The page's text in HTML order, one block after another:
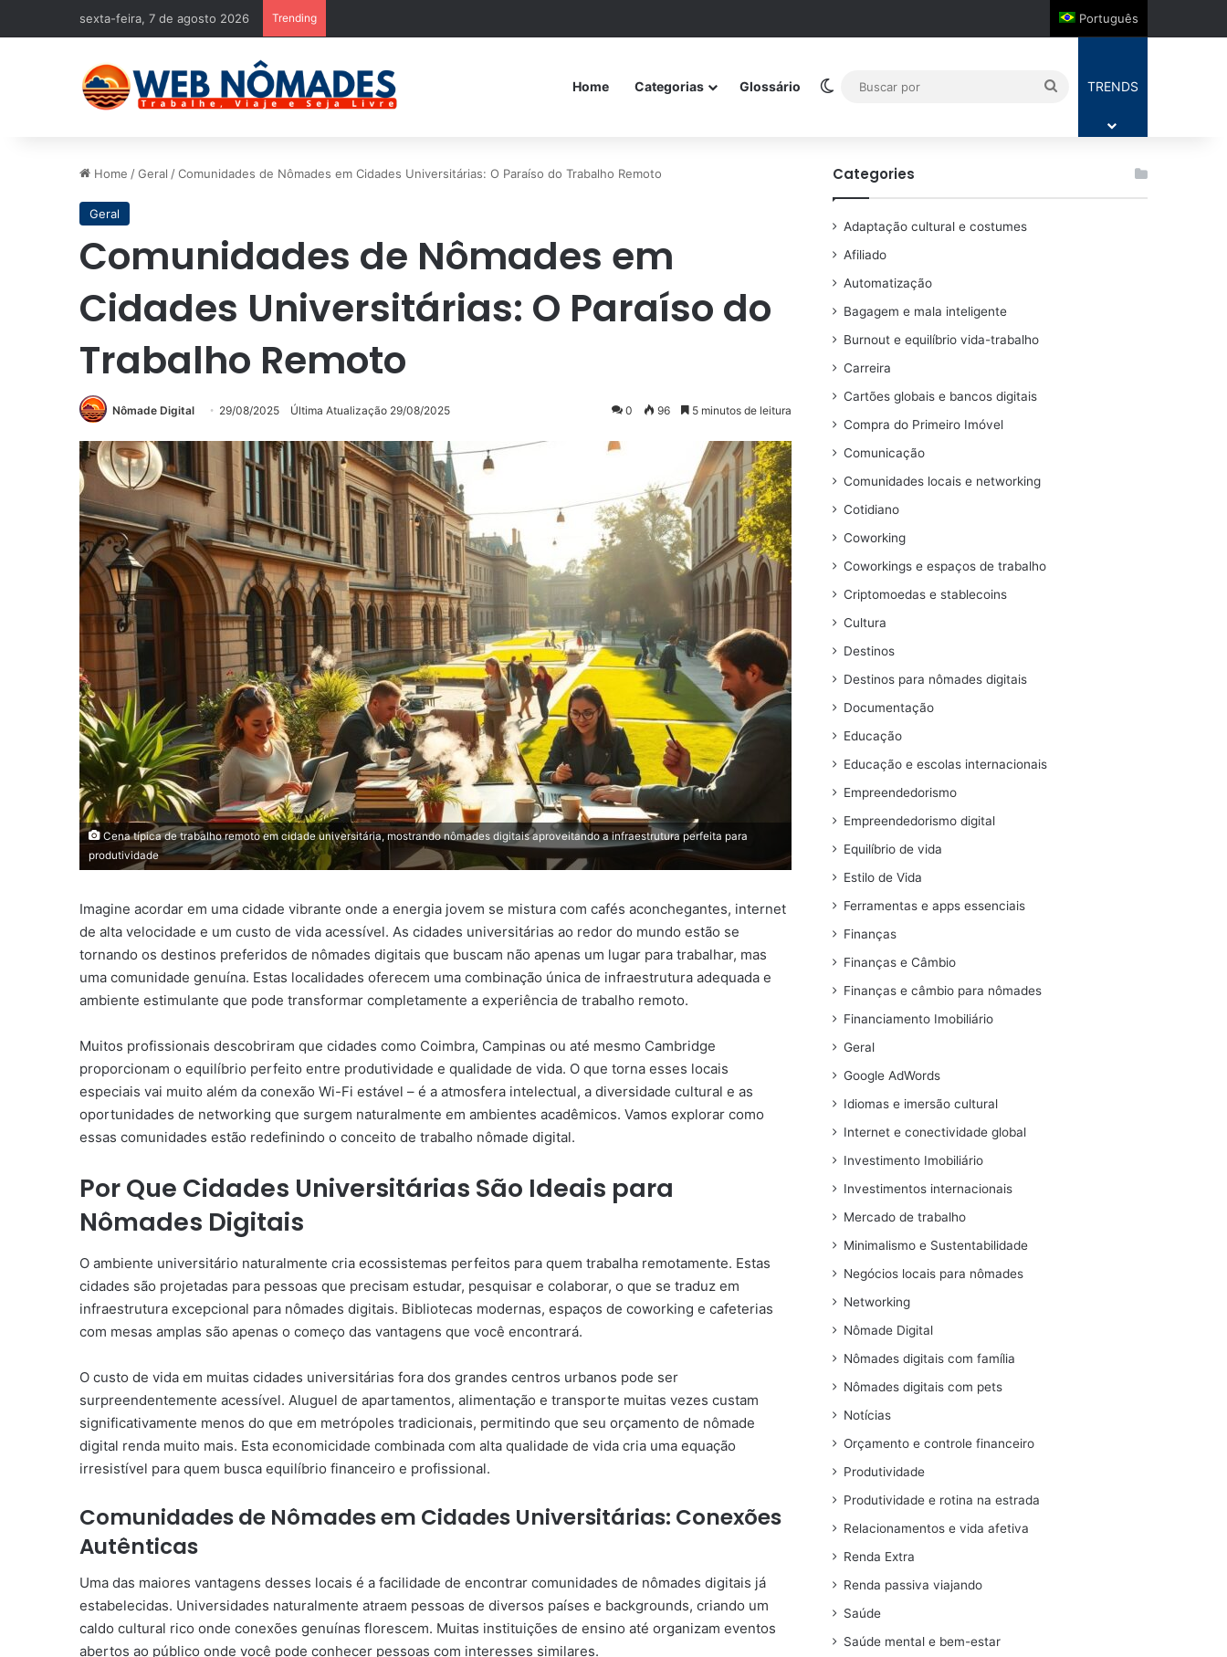
sexta-feira, 7 de agosto 2026 Trending Português
Home Categorias Glossário Switch skin
BuscarTRENDS
Home /Geral /Comunidades de Nômades em Cidades Universitárias: O Paraíso do Trabalho Remoto
Geral
Comunidades de Nômades em
Cidades Universitárias: O Paraíso do
Trabalho Remoto
Nômade Digital 29/08/2025 Última Atualização 29/08/2025 0 96 5 minutos de leitura
Cena típica de trabalho remoto em cidade universitária, mostrando nômades digitais aproveitando a infraestrutura perfeita para
produtividade
Imagine acordar em uma cidade vibrante onde a energia jovem se mistura com cafés aconchegantes, internet
de alta velocidade e um custo de vida acessível. As cidades universitárias ao redor do mundo estão se
tornando os destinos preferidos de nômades digitais que buscam não apenas um lugar para trabalhar, mas
uma comunidade genuína. Estas localidades oferecem uma combinação única de infraestrutura adequada e
ambiente estimulante que pode transformar completamente a experiência de trabalho remoto.
Muitos profissionais descobriram que cidades como Coimbra, Campinas ou até mesmo Cambridge
proporcionam o equilíbrio perfeito entre produtividade e qualidade de vida. O que torna esses locais
especiais vai muito além da conexão Wi-Fi estável – é a atmosfera intelectual, a diversidade cultural e as
oportunidades de networking que surgem naturalmente em ambientes acadêmicos. Vamos explorar como
essas comunidades estão redefinindo o conceito de trabalho nômade digital.
Por Que Cidades Universitárias São Ideais para
Nômades Digitais
O ambiente universitário naturalmente cria ecossistemas perfeitos para quem trabalha remotamente. Estas
cidades são projetadas para pessoas que precisam estudar, pesquisar e colaborar, o que se traduz em
infraestrutura excepcional para nômades digitais. Bibliotecas modernas, espaços de coworking e cafeterias
com mesas amplas são apenas o começo das vantagens que você encontrará.
O custo de vida em muitas cidades universitárias fora dos grandes centros urbanos pode ser
surpreendentemente acessível. Aluguel de apartamentos, alimentação e transporte muitas vezes custam
significativamente menos do que em metrópoles tradicionais, permitindo que seu orçamento de nômade
digital renda muito mais. Esta economicidade combinada com alta qualidade de vida cria uma equação
irresistível para quem busca equilíbrio financeiro e profissional.
Comunidades de Nômades em Cidades Universitárias: Conexões
Autênticas
Uma das maiores vantagens desses locais é a facilidade de encontrar comunidades de nômades digitais já
estabelecidas. Universidades naturalmente atraem pessoas de diversos países e backgrounds, criando um
caldo cultural rico onde conexões genuínas florescem. Muitas instituições de ensino até organizam eventos
abertos ao público onde você pode conhecer pessoas com interesses similares.
Categories
Adaptação cultural e costumes
Afiliado
Automatização
Bagagem e mala inteligente
Burnout e equilíbrio vida-trabalho
Carreira
Cartões globais e bancos digitais
Compra do Primeiro Imóvel
Comunicação
Comunidades locais e networking
Cotidiano
Coworking
Coworkings e espaços de trabalho
Criptomoedas e stablecoins
Cultura
Destinos
Destinos para nômades digitais
Documentação
Educação
Educação e escolas internacionais
Empreendedorismo
Empreendedorismo digital
Equilíbrio de vida
Estilo de Vida
Ferramentas e apps essenciais
Finanças
Finanças e Câmbio
Finanças e câmbio para nômades
Financiamento Imobiliário
Geral
Google AdWords
Idiomas e imersão cultural
Internet e conectividade global
Investimento Imobiliário
Investimentos internacionais
Mercado de trabalho
Minimalismo e Sustentabilidade
Negócios locais para nômades
Networking
Nômade Digital
Nômades digitais com família
Nômades digitais com pets
Notícias
Orçamento e controle financeiro
Produtividade
Produtividade e rotina na estrada
Relacionamentos e vida afetiva
Renda Extra
Renda passiva viajando
Saúde
Saúde mental e bem-estar